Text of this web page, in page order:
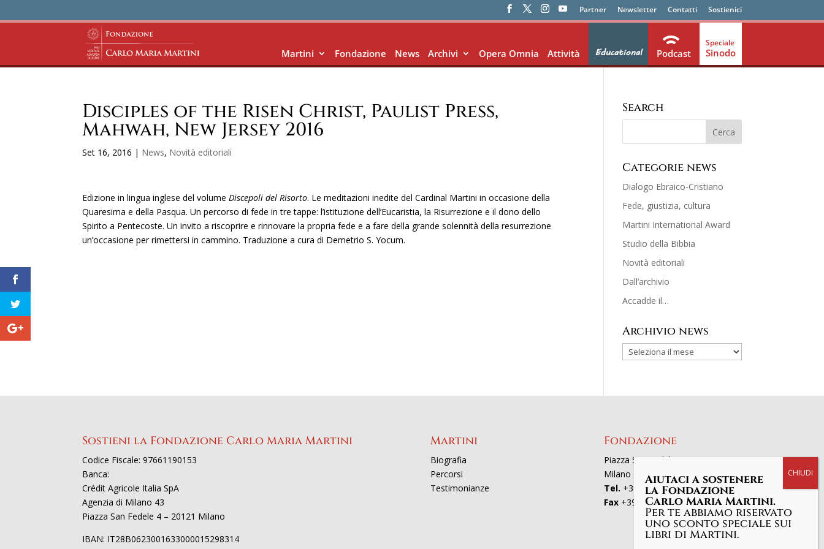
Partner Newsletter Contatti Sostienici
Martini Fondazione News Archivi Opera Omnia Attività Educational Podcast Sinodo
Disciples of the Risen Christ, Paulist Press,
Mahwah, New Jersey 2016
Set 16, 2016 | News, Novità editoriali
Edizione in lingua inglese del volumeDiscepoli del Risorto. Le meditazioni inedite del Cardinal Martini in occasione della
Quaresima e della Pasqua. Un percorso di fede in tre tappe: l’istituzione dell’Eucaristia, la Risurrezione e il dono dello
Spirito a Pentecoste. Un invito a riscoprire e rinnovare la propria fede e a fare della grande solennità della resurrezione
un’occasione per rimettersi in cammino. Traduzione a cura di Demetrio S. Yocum.
Search
Categorie news
Dialogo Ebraico-Cristiano
Fede, giustizia, cultura
Martini International Award
Studio della Bibbia
Novità editoriali
Dall’archivio
Accadde il…
Archivio news
Sostieni la Fondazione Carlo Maria Martini
Codice Fiscale: 97661190153
Banca:
Crédit Agricole Italia SpA
Agenzia di Milano 43
Piazza San Fedele 4 – 20121 Milano
IBAN: IT28B0623001633000015298314
Martini
Biografia
Percorsi
Testimonianze
Fondazione
Piazza San Fedele 4, 20121
Milano
Tel. +39 02863521
Fax +39 0286352801
Aiutaci a sostenere
la Fondazione
Carlo Maria Martini.
Per te abbiamo riservato
uno sconto speciale sui
libri di Martini.